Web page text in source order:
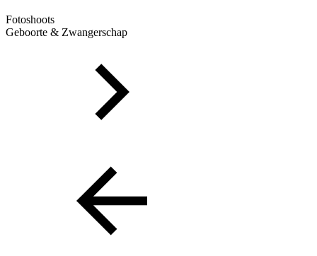
Fotoshoots
Geboorte & Zwangerschap